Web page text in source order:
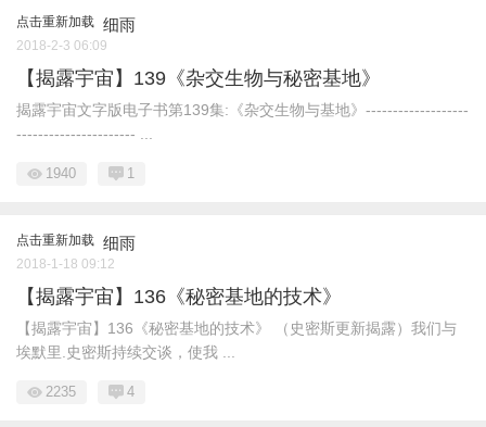
点击重新加载 细雨
2018-2-3 06:09
【揭露宇宙】139《杂交生物与秘密基地》
揭露宇宙文字版电子书第139集:《杂交生物与基地》-------------------
---------------------- ...
1940 1
点击重新加载 细雨
2018-1-18 09:12
【揭露宇宙】136《秘密基地的技术》
【揭露宇宙】136《秘密基地的技术》 （史密斯更新揭露）我们与
埃默里.史密斯持续交谈，使我 ...
2235 4